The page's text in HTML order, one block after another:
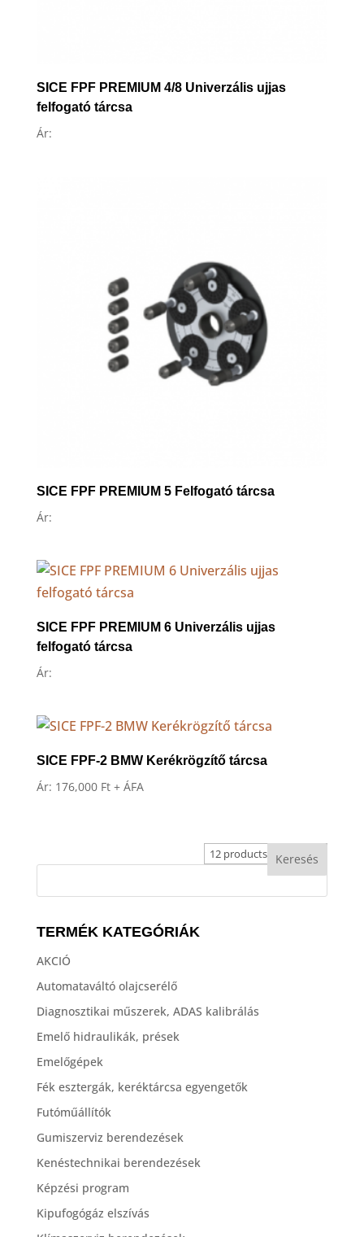
SICE FPF PREMIUM 4/8 Univerzális ujjas
felfogató tárcsa
Ár:
SICE FPF PREMIUM 5 Felfogató tárcsa
Ár:
SICE FPF PREMIUM 6 Univerzális ujjas
felfogató tárcsa
Ár:
SICE FPF-2 BMW Kerékrögzítő tárcsa
Ár: 176,000 Ft + ÁFA
TERMÉK KATEGÓRIÁK
AKCIÓ
Automataváltó olajcserélő
Diagnosztikai műszerek, ADAS kalibrálás
Emelő hidraulikák, prések
Emelőgépek
Fék esztergák, keréktárcsa egyengetők
Futóműállítók
Gumiszerviz berendezések
Kenéstechnikai berendezések
Képzési program
Kipufogógáz elszívás